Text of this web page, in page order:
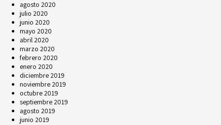
agosto 2020
julio 2020
junio 2020
mayo 2020
abril 2020
marzo 2020
febrero 2020
enero 2020
diciembre 2019
noviembre 2019
octubre 2019
septiembre 2019
agosto 2019
junio 2019